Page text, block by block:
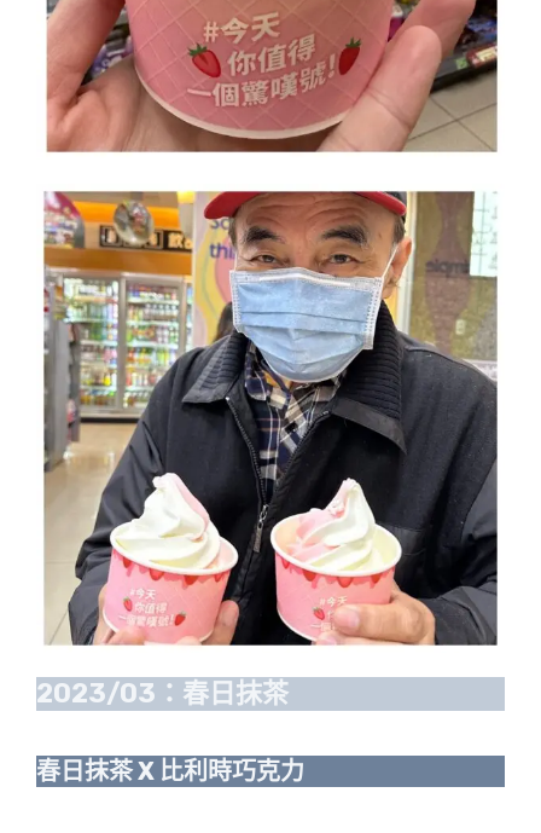
2023/03：春日抹茶
春日抹茶 X 比利時巧克力